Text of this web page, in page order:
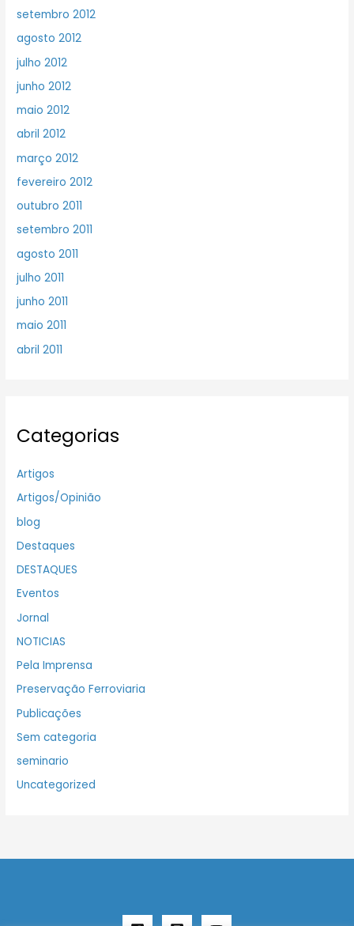
setembro 2012
agosto 2012
julho 2012
junho 2012
maio 2012
abril 2012
março 2012
fevereiro 2012
outubro 2011
setembro 2011
agosto 2011
julho 2011
junho 2011
maio 2011
abril 2011
Categorias
Artigos
Artigos/Opinião
blog
Destaques
DESTAQUES
Eventos
Jornal
NOTICIAS
Pela Imprensa
Preservação Ferroviaria
Publicações
Sem categoria
seminario
Uncategorized